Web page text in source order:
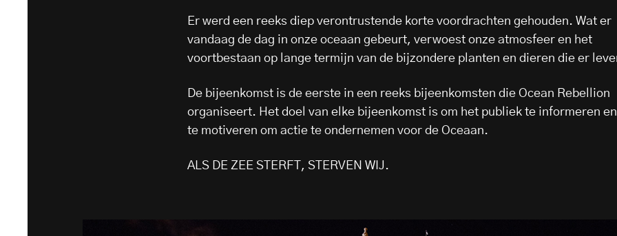
Er werd een reeks diep verontrustende korte voordrachten gehouden. Wat er
vandaag de dag in onze oceaan gebeurt, verwoest onze atmosfeer en het
voortbestaan op lange termijn van de bijzondere planten en dieren die er
De bijeenkomst is de eerste in een reeks bijeenkomsten die Ocean Rebellion
organiseert. Het doel van elke bijeenkomst is om het publiek te informeren en
te motiveren om actie te ondernemen voor de Oceaan.
ALS DE ZEE STERFT, STERVEN WIJ.